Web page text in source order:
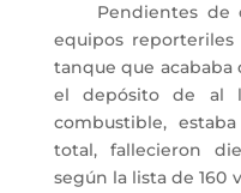
Pendientes de
equipos reporteriles
tanque que acababa
el depósito de al
combustible,
total, fallecieron
según la lista de 160